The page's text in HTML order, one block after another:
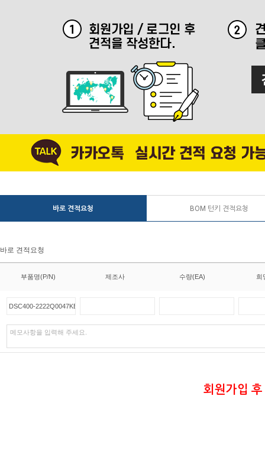
바로 견적요청 BOM 턴키 견적요청
바로 견적요청
부품명(P/N) 제조사 수량(EA) 희
회원가입